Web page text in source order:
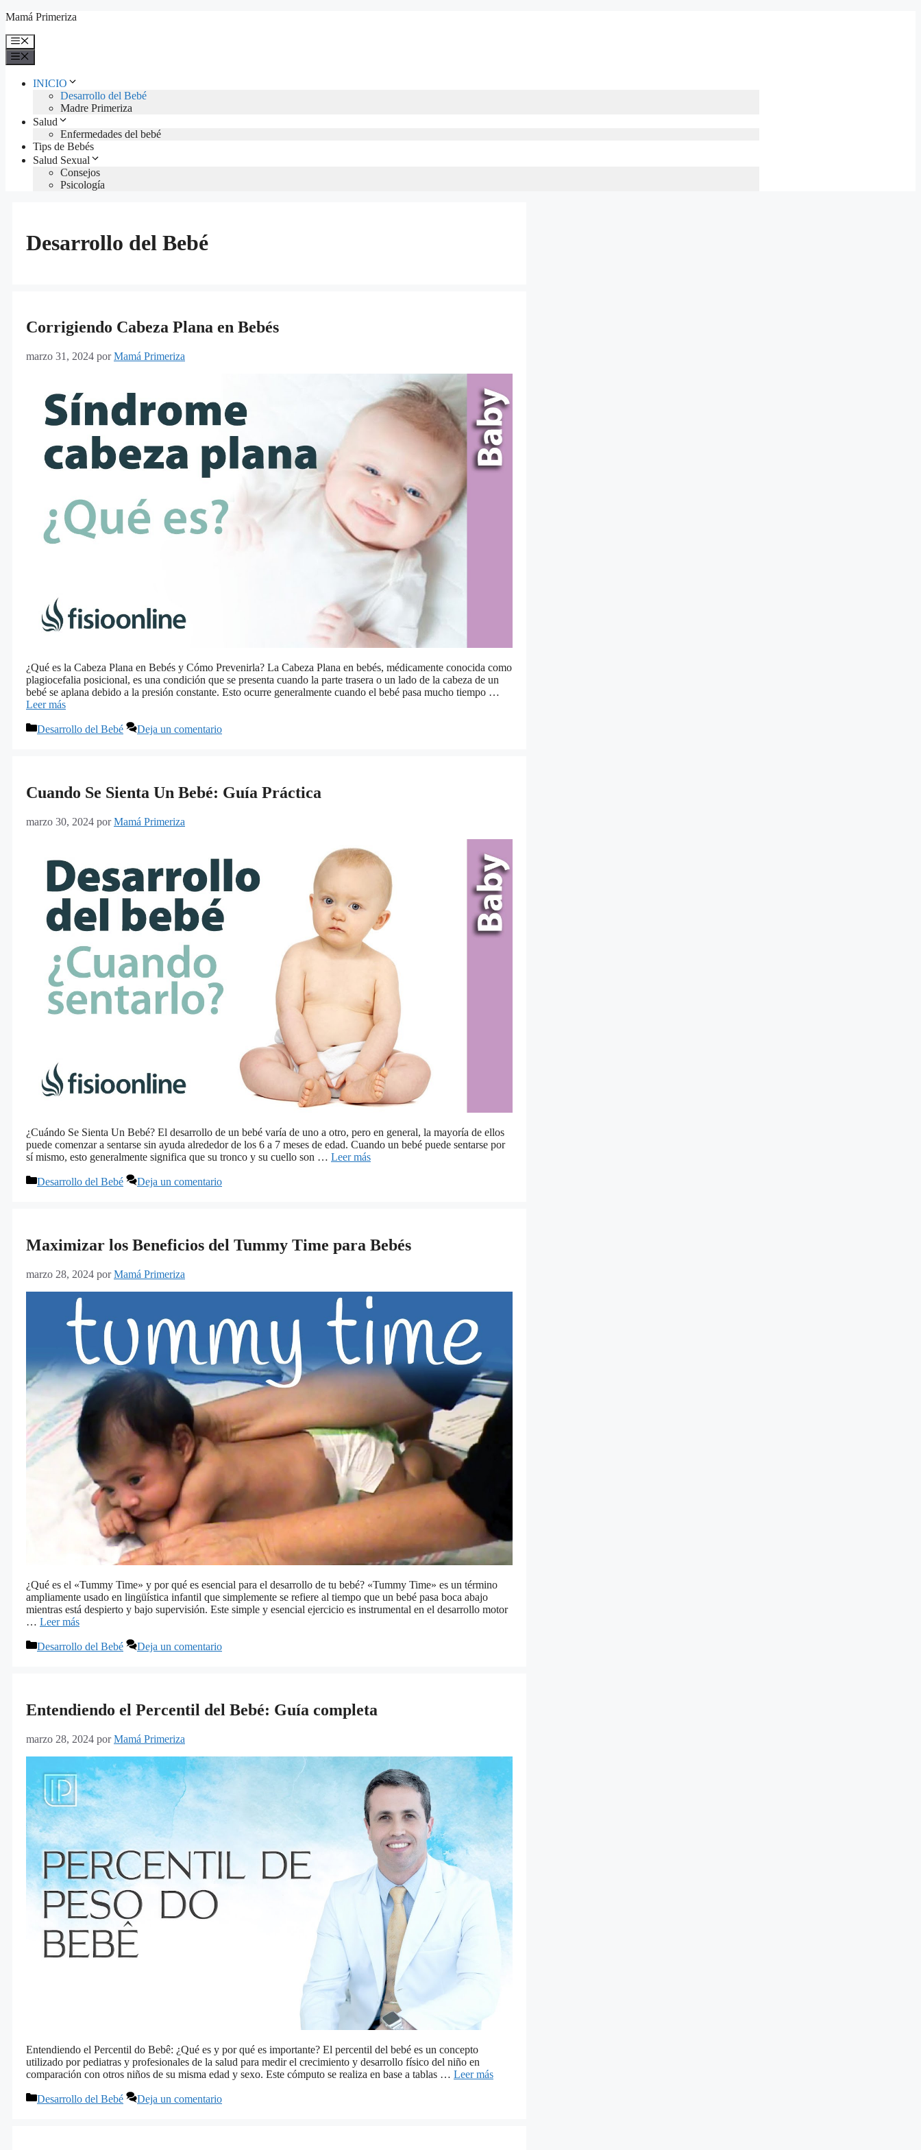
Saltar
contenido
Mamá Primeriza
Menú
INICIO
Desarrollo del Bebé
Madre Primeriza
Salud
Enfermedades del bebé
Tips de Bebés
Salud Sexual
Consejos
Psicología
Desarrollo del Bebé
Corrigiendo Cabeza Plana en Bebés
marzo 31, 2024 porMamá Primeriza
¿Qué es la Cabeza Plana en Bebés y Cómo Prevenirla? La Cabeza Plana en bebés, médicamente conocida como
plagiocefalia posicional, es una condición que se presenta cuando la parte trasera o un lado de la cabeza de un
bebé se aplana debido a la presión constante. Esto ocurre generalmente cuando el bebé pasa mucho tiempo …
Leer más
Categorías
Desarrollo del Bebé Deja un comentario
Cuando Se Sienta Un Bebé: Guía Práctica
marzo 30, 2024 porMamá Primeriza
¿Cuándo Se Sienta Un Bebé? El desarrollo de un bebé varía de uno a otro, pero en general, la mayoría de ellos
puede comenzar a sentarse sin ayuda alrededor de los 6 a 7 meses de edad. Cuando un bebé puede sentarse por
sí mismo, esto generalmente significa que su tronco y su cuello son … Leer más
Categorías
Desarrollo del Bebé Deja un comentario
Maximizar los Beneficios del Tummy Time para Bebés
marzo 28, 2024 porMamá Primeriza
¿Qué es el «Tummy Time» y por qué es esencial para el desarrollo de tu bebé? «Tummy Time» es un término
ampliamente usado en lingüística infantil que simplemente se refiere al tiempo que un bebé pasa boca abajo
mientras está despierto y bajo supervisión. Este simple y esencial ejercicio es instrumental en el desarrollo motor
… Leer más
Categorías
Desarrollo del Bebé Deja un comentario
Entendiendo el Percentil del Bebé: Guía completa
marzo 28, 2024 porMamá Primeriza
Entendiendo el Percentil do Bebê: ¿Qué es y por qué es importante? El percentil del bebé es un concepto
utilizado por pediatras y profesionales de la salud para medir el crecimiento y desarrollo físico del niño en
comparación con otros niños de su misma edad y sexo. Este cómputo se realiza en base a tablas … Leer más
Categorías
Desarrollo del Bebé Deja un comentario